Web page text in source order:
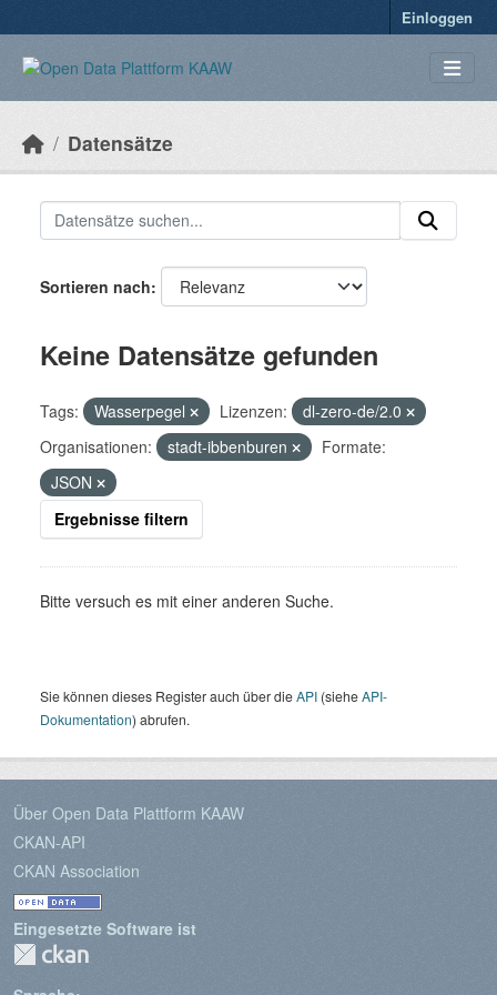
Einloggen
Datensätze
Sortieren nach
Keine Datensätze gefunden
Tags: Wasserpegel Lizenzen:
dl-zero-de/2.0
Organisationen:
stadt-ibbenburen
Formate:
JSON
Ergebnisse filtern
Bitte versuch es mit einer anderen Suche.
Sie können dieses Register auch über dieAPI (sieheAPI-
Dokumentation) abrufen.
Über Open Data Plattform KAAW
CKAN-API
CKAN Association
Eingesetzte Software ist